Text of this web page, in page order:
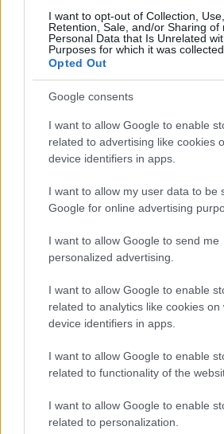
I want to opt-out of Collection, Use,
Retention, Sale, and/or Sharing of
Personal Data that Is Unrelated
Purposes for which it was collected.
Opted Out
Google consents
I want to allow Google to enable
related to advertising like cookies
device identifiers in apps.
I want to allow my user data to be
Google for online advertising
I want to allow Google to send me
personalized advertising.
I want to allow Google to enable
related to analytics like cookies on
device identifiers in apps.
I want to allow Google to enable
related to functionality of the
I want to allow Google to enable
related to personalization.
Ricevi le nostre
daGoogle News
Condividi l'articolo
F
a
ce
b
o
o
T
w
it
te
r
Pi
n
te
re
st
W
h
at
s
A
p
p
S
a
re
Articolo
Prossimo articolo
NOTIZIE RECENTI
Sangue, musica e